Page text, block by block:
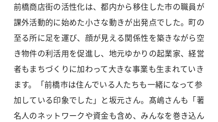
前橋商店街の活性化は、都内から移住した市の職員が
課外活動的に始めた小さな動きが出発点でした。町の
至る所に足を運び、顔が見える関係性を築きながら空
き物件の利活用を促進し、地元ゆかりの起業家、経営
者もまちづくりに加わって大きな事業も生まれていき
ます。「前橋市は住んでいる人たちも一緒になって参
加している印象でした」と坂元さん。髙嶋さんも「著
名人のネットワークや資金も含め、みんなを巻き込ん